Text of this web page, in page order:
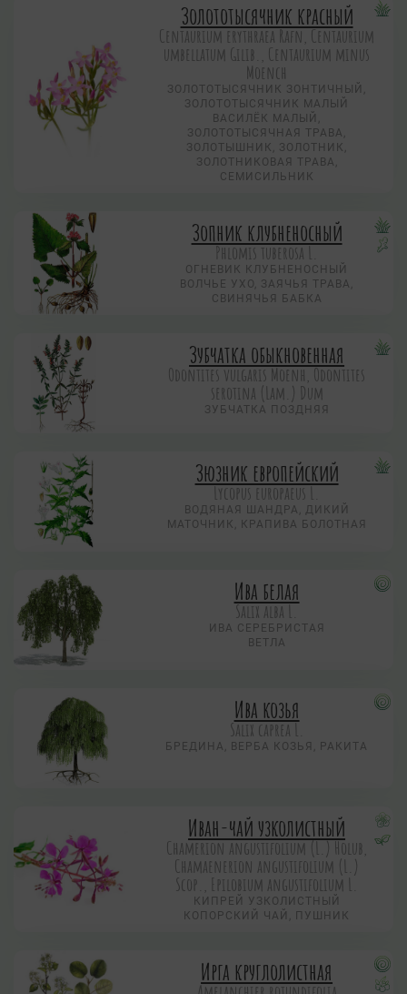
Золототысячник красный
Centaurium erythraea Rafn, Centaurium
umbellatum Gilib., Centaurium minus
Moench
ЗОЛОТОТЫСЯЧНИК ЗОНТИЧНЫЙ,
ЗОЛОТОТЫСЯЧНИК МАЛЫЙ
ВАСИЛЁК МАЛЫЙ,
ЗОЛОТОТЫСЯЧНАЯ ТРАВА,
ЗОЛОТЫШНИК, ЗОЛОТНИК,
ЗОЛОТНИКОВАЯ ТРАВА,
СЕМИСИЛЬНИК
Зопник клубненосный
Phlomis tuberosa L.
ОГНЕВИК КЛУБНЕНОСНЫЙ
ВОЛЧЬЕ УХО, ЗАЯЧЬЯ ТРАВА,
СВИНЯЧЬЯ БАБКА
Зубчатка обыкновенная
Odontites vulgaris Moenh, Odontites
serotina (Lam.) Dum
ЗУБЧАТКА ПОЗДНЯЯ
Зюзник европейский
Lycopus europaeus L.
ВОДЯНАЯ ШАНДРА, ДИКИЙ
МАТОЧНИК, КРАПИВА БОЛОТНАЯ
Ива белая
Salix alba L.
ИВА СЕРЕБРИСТАЯ
ВЕТЛА
Ива козья
Salix caprea L.
БРЕДИНА, ВЕРБА КОЗЬЯ, РАКИТА
Иван-чай узколистный
Chamerion angustifolium (L.) Holub,
Chamaenerion angustifolium (L.)
Scop., Epilobium angustifolium L.
КИПРЕЙ УЗКОЛИСТНЫЙ
КОПОРСКИЙ ЧАЙ, ПУШНИК
Ирга круглолистная